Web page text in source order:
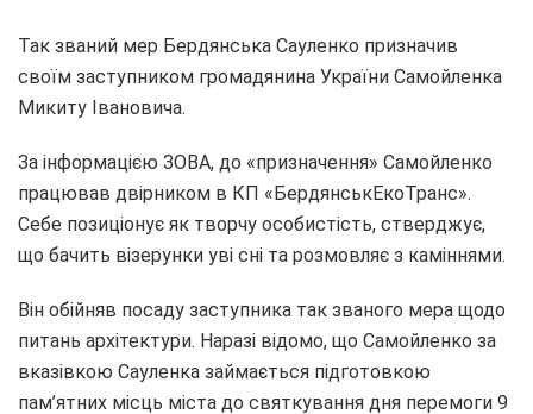
Так званий мер Бердянська Сауленко призначив
своїм заступником громадянина України Самойленка
Микиту Івановича.
За інформацією ЗОВА, до «призначення» Самойленко
працював двірником в КП «БердянськЕкоТранс».
Себе позиціонує як творчу особистість, стверджує,
що бачить візерунки уві сні та розмовляє з каміннями.
Він обійняв посаду заступника так званого мера щодо
питань архітектури. Наразі відомо, що Самойленко за
вказівкою Сауленка займається підготовкою
пам’ятних місць міста до святкування дня перемоги 9